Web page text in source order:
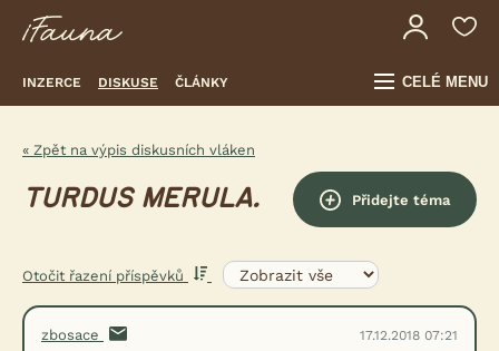
INZERCE DISKUSE ČLÁNKY CELÉ MENU
« Zpět na výpis diskusních vláken
TURDUS MERULA. Přidejte téma
Otočit řazení příspěvků
zbosace 17.12.2018 07:21